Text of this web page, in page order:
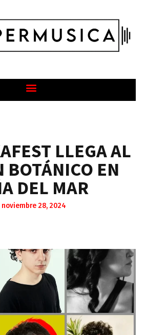
LLEGA AL
BOTÁNICO EN
DEL MAR
noviembre 28, 2024